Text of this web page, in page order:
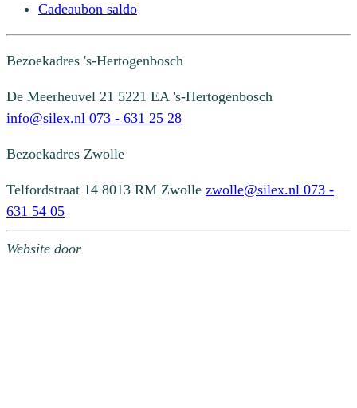
Cadeaubon saldo
Bezoekadres 's-Hertogenbosch
De Meerheuvel 21 5221 EA 's-Hertogenbosch
info@silex.nl 073 - 631 25 28
Bezoekadres Zwolle
Telfordstraat 14 8013 RM Zwolle zwolle@silex.nl 073 -
631 54 05
Website door